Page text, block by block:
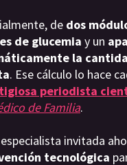
de dos
de glucemia y un
la
. Ese cálculo lo hace
periodista
de Familia.
invitada
tecnológica